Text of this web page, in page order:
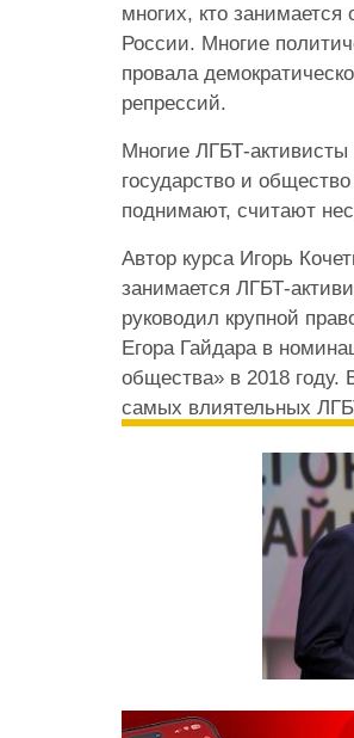
многих, кто
России. Многие
провала
репрессий.
Многие ЛГБТ-активисты
государство и
поднимают, считают
Автор курса Игорь
занимается ЛГБТ-
руководил крупной
Егора Гайдара в
общества» в 2018 году.
самых влиятельных